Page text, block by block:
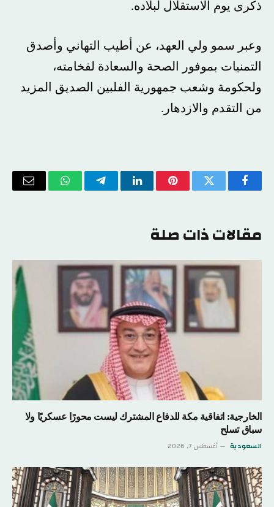
ذكرى يوم الاستقلال لبلاده.
وعبر سمو ولي العهد، عن أطيب التهاني وأصدق
التمنيات بموفور الصحة والسعادة لفخامته،
ولحكومة وشعب جمهورية الفلبين الصديق المزيد
من التقدم والازدهار.
فيسبوكتويتر بينتيريستلينكدإن تيلقرام واتسابالبريد
مقالات ذات صلة
الخارجية: اتفاقية مكة للدفاع المشترك ليست محورًا عسكريًا ولا
سباق تسلح
السعودية أغسطس 7, 2026